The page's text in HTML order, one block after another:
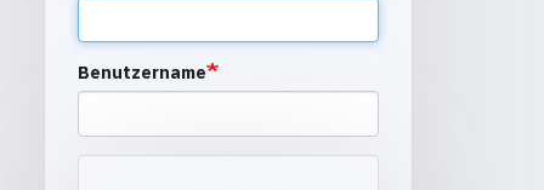
Benutzername